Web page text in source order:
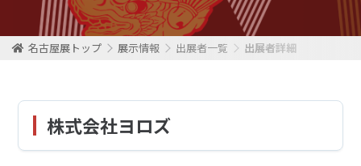
名古屋展トップ 展示情報 出展者一覧 出展者詳細
株式会社ヨロズ